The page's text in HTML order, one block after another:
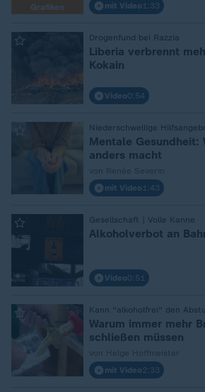
Grafiken mit Video 1:33
Drogenfund bei Razzia
:
Liberia verbrennt
Kokain
Video0:54
Niederschwellige
:
Mentale Gesundheit:
anders macht
mit Video 1:43
Gesellschaft | Volle Kanne
: Alkoholverbot an
Video0:51
Kann "alkoholfrei" den
:
Warum immer mehr
schließen müssen
mit Video2:33